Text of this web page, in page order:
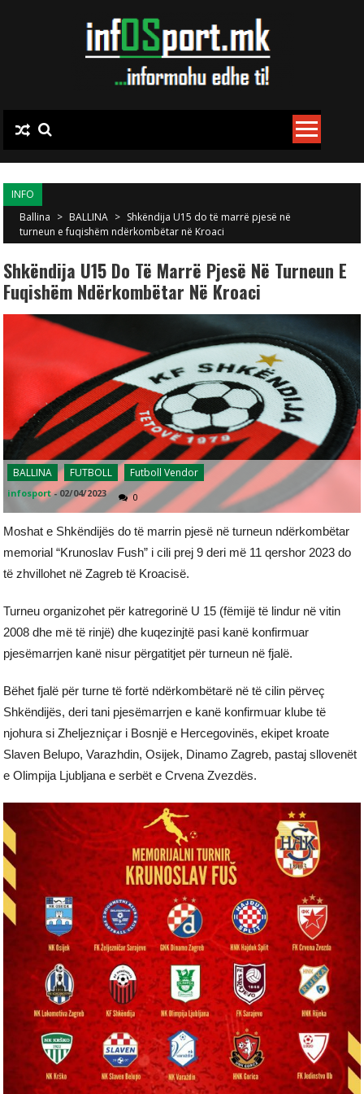
INFO
Ballina > BALLINA > Shkëndija U15 do të marrë pjesë në
turneun e fuqishëm ndërkombëtar në Kroaci
Shkëndija U15 Do Të Marrë Pjesë Në Turneun E
Fuqishëm Ndërkombëtar Në Kroaci
BALLINA FUTBOLL Futboll Vendor
infosport -02/04/2023 0
Moshat e Shkëndijës do të marrin pjesë në turneun ndërkombëtar
memorial “Krunoslav Fush” i cili prej 9 deri më 11 qershor 2023 do
të zhvillohet në Zagreb të Kroacisë.
Turneu organizohet për katregorinë U 15 (fëmijë të lindur në vitin
2008 dhe më të rinjë) dhe kuqezinjtë pasi kanë konfirmuar
pjesëmarrjen kanë nisur përgatitjet për turneun në fjalë.
Bëhet fjalë për turne të fortë ndërkombëtarë në të cilin përveç
Shkëndijës, deri tani pjesëmarrjen e kanë konfirmuar klube të
njohura si Zheljezniçar i Bosnjë e Hercegovinës, ekipet kroate
Slaven Belupo, Varazhdin, Osijek, Dinamo Zagreb, pastaj sllovenët
e Olimpija Ljubljana e serbët e Crvena Zvezdës.